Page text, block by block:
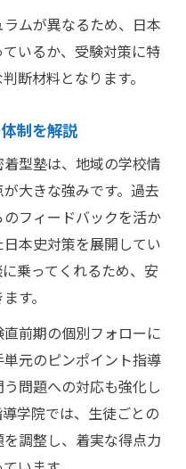
ムが異なるため、日本
いるか、受験対策に特
断材料となります。
制を解説
型塾は、地域の学校情
大きな強みです。過去
フィードバックを活か
本史対策を展開してい
乗ってくれるため、安
す。
前期の個別フォローに
元のピンポイント指導
問題への対応も強化し
学院では、生徒ごとの
調整し、着実な得点力